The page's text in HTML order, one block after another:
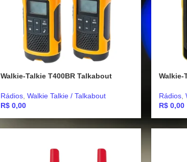
Walkie-Talkie T400BR Talkabout
Rádios, Walkie Talkie / Talkabout
R$0,00
Walkie-
Rádios,
R$0,00